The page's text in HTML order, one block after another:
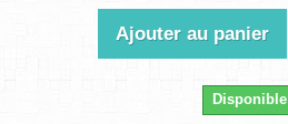
Ajouter au panier
Disponible